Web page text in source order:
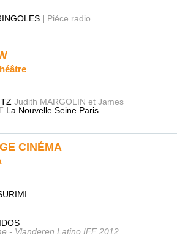
| Piéce radio
Judith MARGOLIN et James
La Nouvelle Seine Paris
CINÉMA
- Vlanderen Latino IFF 2012